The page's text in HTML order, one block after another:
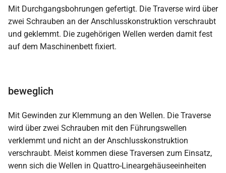
Mit Durchgangsbohrungen gefertigt. Die Traverse wird über
zwei Schrauben an der Anschlusskonstruktion verschraubt
und geklemmt. Die zugehörigen Wellen werden damit fest
auf dem Maschinenbett fixiert.
beweglich
Mit Gewinden zur Klemmung an den Wellen. Die Traverse
wird über zwei Schrauben mit den Führungswellen
verklemmt und nicht an der Anschlusskonstruktion
verschraubt. Meist kommen diese Traversen zum Einsatz,
wenn sich die Wellen in Quattro-Lineargehäuseeinheiten